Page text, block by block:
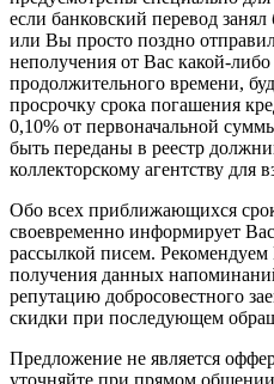
если банковский перевод
или Вы просто поздно
неполучения от Вас какой-
продолжительного времени,
просрочку срока погашения
0,10% от первоначальной
быть переданы в реестр
коллекторскому агентству для
Обо всех приближающихся
своевременно информирует
рассылкой писем.
получения данных
репутацию добросовестного
скидки при последующем
Предложение не является
уточняйте при прямом